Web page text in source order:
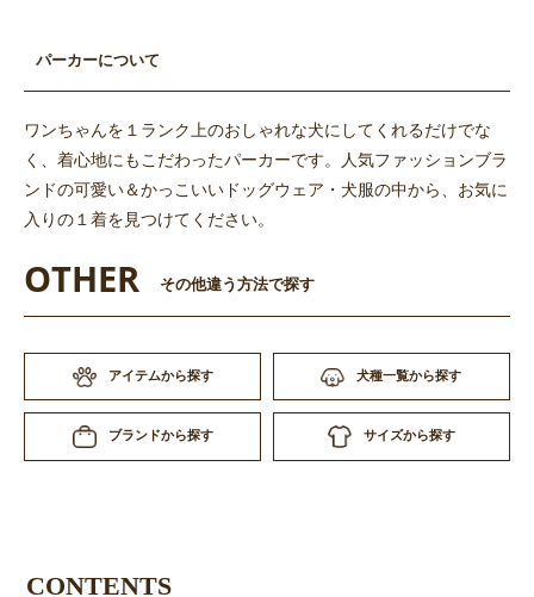
パーカーについて
ワンちゃんを１ランク上のおしゃれな犬にしてくれるだけでな
く、着心地にもこだわったパーカーです。人気ファッションブラ
ンドの可愛い＆かっこいいドッグウェア・犬服の中から、お気に
入りの１着を見つけてください。
OTHER その他違う方法で探す
アイテムから探す 犬種一覧から探す
ブランドから探す サイズから探す
CONTENTS